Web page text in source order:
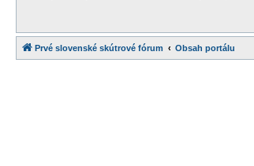
Prvé slovenské skútrové fórum Obsah portálu